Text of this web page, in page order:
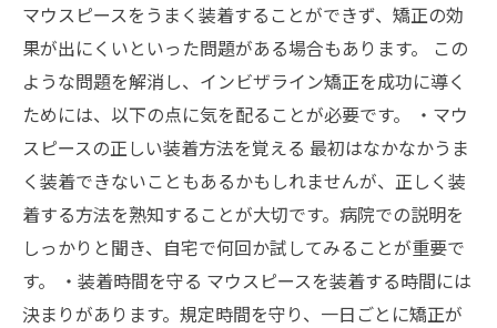
マウスピースをうまく装着することができず、矯正の効
果が出にくいといった問題がある場合もあります。 この
ような問題を解消し、インビザライン矯正を成功に導く
ためには、以下の点に気を配ることが必要です。 ・マウ
スピースの正しい装着方法を覚える 最初はなかなかうま
く装着できないこともあるかもしれませんが、正しく装
着する方法を熟知することが大切です。病院での説明を
しっかりと聞き、自宅で何回か試してみることが重要で
す。 ・装着時間を守る マウスピースを装着する時間には
決まりがあります。規定時間を守り、一日ごとに矯正が